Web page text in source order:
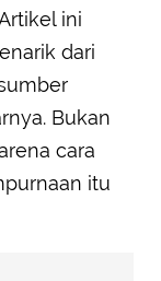
ini
dari
Bukan
cara
itu